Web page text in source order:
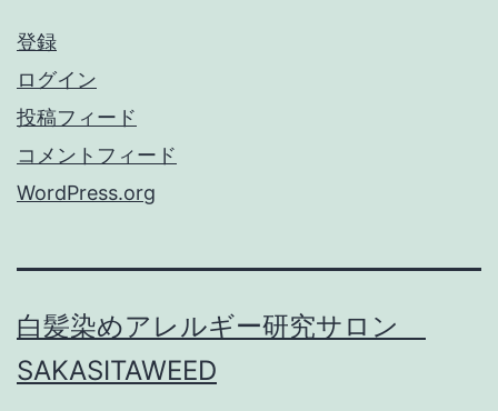
登録
ログイン
投稿フィード
コメントフィード
WordPress.org
白髪染めアレルギー研究サロン
SAKASITAWEED